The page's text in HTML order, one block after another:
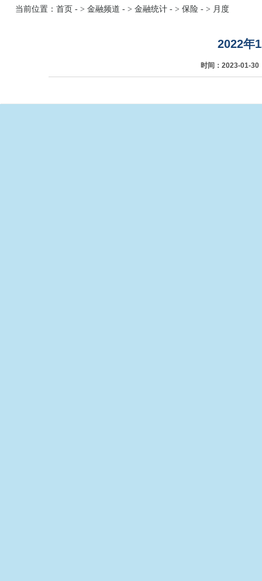
当前位置： 首页 - > 金融频道 - > 金融统计 - > 保险 - > 月度
2022年
时间：2023-01-